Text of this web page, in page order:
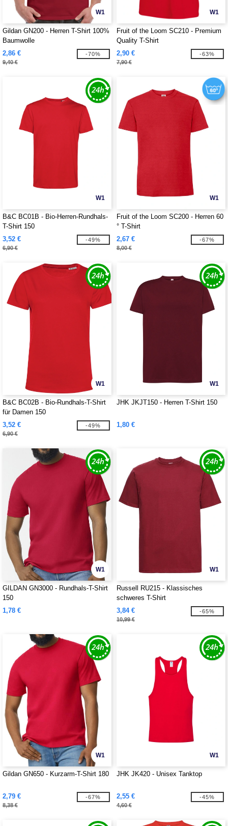
W1
Gildan GN200 - Herren T-Shirt 100%
Baumwolle
2,86 €
9,40 €
-70%
W1
Fruit of the Loom SC210 - Premium
Quality T-Shirt
2,90 €
7,90 €
-63%
W1
B&C BC01B - Bio-Herren-Rundhals-
T-Shirt 150
3,52 €
6,90 €
-49%
W1
Fruit of the Loom SC200 - Herren 60
° T-Shirt
2,67 €
8,00 €
-67%
W1
B&C BC02B - Bio-Rundhals-T-Shirt
für Damen 150
3,52 €
6,90 €
-49%
W1
JHK JKJT150 - Herren T-Shirt 150
1,80 €
W1
GILDAN GN3000 - Rundhals-T-Shirt
150
1,78 €
W1
Russell RU215 - Klassisches
schweres T-Shirt
3,84 €
10,99 €
-65%
W1
Gildan GN650 - Kurzarm-T-Shirt 180
2,79 €
8,38 €
-67%
W1
JHK JK420 - Unisex Tanktop
2,55 €
4,60 €
-45%